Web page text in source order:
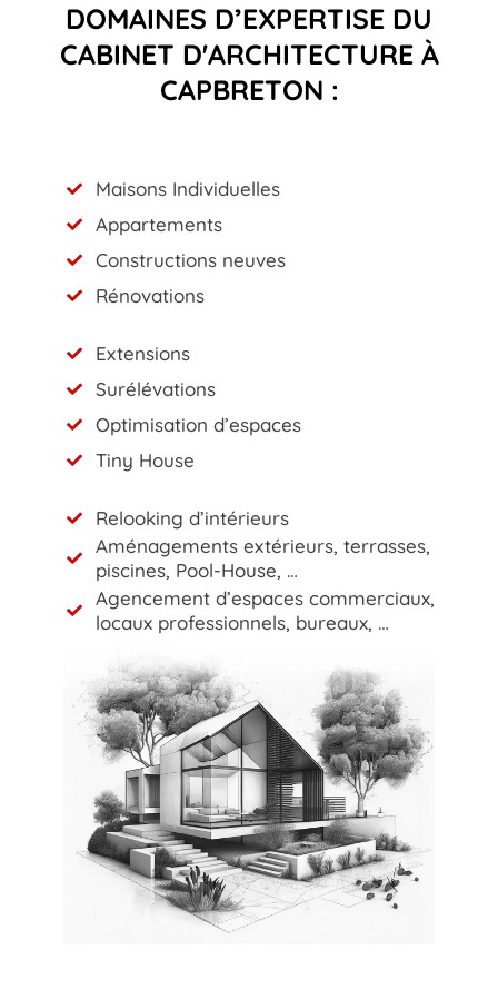
DOMAINES D’EXPERTISE DU
CABINET D'ARCHITECTURE À
CAPBRETON :
Maisons Individuelles
Appartements
Constructions neuves
Rénovations
Extensions
Surélévations
Optimisation d’espaces
Tiny House
Relooking d’intérieurs
Aménagements extérieurs, terrasses,
piscines, Pool-House, …
Agencement d’espaces commerciaux,
locaux professionnels, bureaux, …